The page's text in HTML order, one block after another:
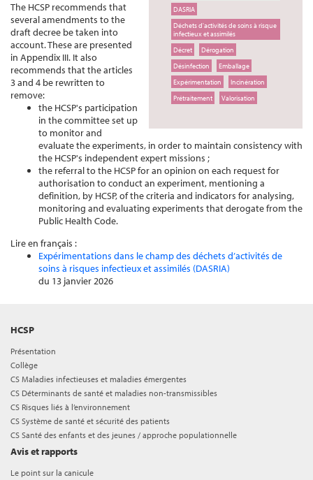
DASRIA
Déchets d'activités de soins à risque
infectieux et assimilés
Décret
Dérogation
Désinfection
Emballage
Expérimentation
Incinération
Prétraitement
Valorisation
The HCSP recommends that
several amendments to the
draft decree be taken into
account. These are presented
in Appendix III. It also
recommends that the articles
3 and 4 be rewritten to
remove:
the HCSP's participation
in the committee set up
to monitor and
evaluate the experiments, in order to maintain consistency with
the HCSP's independent expert missions ;
the referral to the HCSP for an opinion on each request for
authorisation to conduct an experiment, mentioning a
definition, by HCSP, of the criteria and indicators for analysing,
monitoring and evaluating experiments that derogate from the
Public Health Code.
Lire en français :
Expérimentations dans le champ des déchets d’activités de
soins à risques infectieux et assimilés (DASRIA)
du 13 janvier 2026
HCSP
Présentation
Collège
CS Maladies infectieuses et maladies émergentes
CS Déterminants de santé et maladies non-transmissibles
CS Risques liés à l’environnement
CS Système de santé et sécurité des patients
CS Santé des enfants et des jeunes / approche populationnelle
Avis et rapports
Le point sur la canicule